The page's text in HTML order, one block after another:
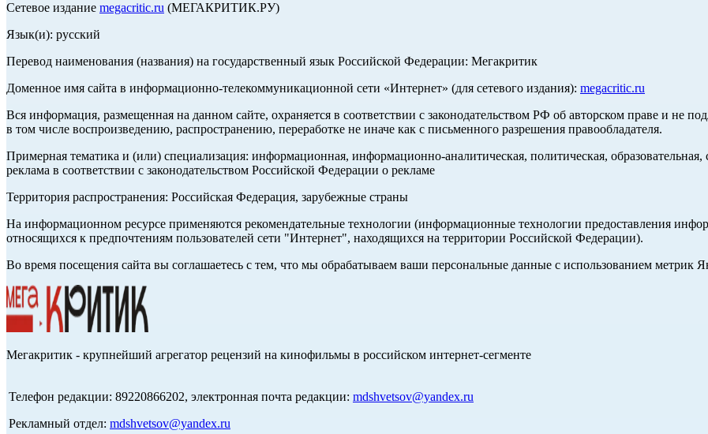
Сетевое издание megacritic.ru (МЕГАКРИТИК.РУ)
Язык(и): русский
Перевод наименования (названия) на государственный язык Российской Федерации: Мегакритик
Доменное имя сайта в информационно-телекоммуникационной сети «Интернет» (для сетевого издания): megacritic.ru
Вся информация, размещенная на данном сайте, охраняется в соответствии с законодательством РФ об авторском праве и не
в том числе воспроизведению, распространению, переработке не иначе как с письменного разрешения правообладателя.
Примерная тематика и (или) специализация: информационная, информационно-аналитическая, политическая, образовательная,
реклама в соответствии с законодательством Российской Федерации о рекламе
Территория распространения: Российская Федерация, зарубежные страны
На информационном ресурсе применяются рекомендательные технологии (информационные технологии предоставления
относящихся к предпочтениям пользователей сети "Интернет", находящихся на территории Российской Федерации).
Во время посещения сайта вы соглашаетесь с тем, что мы обрабатываем ваши персональные данные с использованием метрик
Мегакритик - крупнейший агрегатор рецензий на кинофильмы в российском интернет-сегменте
Телефон редакции: 89220866202, электронная почта редакции: mdshvetsov@yandex.ru
Рекламный отдел: mdshvetsov@yandex.ru